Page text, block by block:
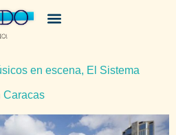
en escena, El Sistema
Caracas